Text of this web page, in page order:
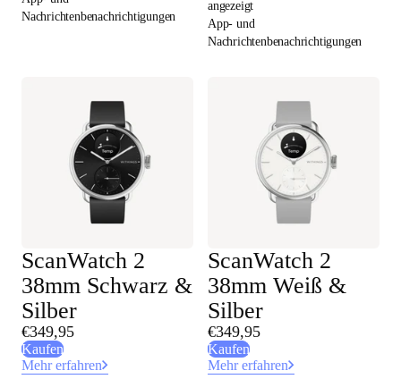
Nachrichtenbenachrichtigungen
angezeigt
App- und
Nachrichtenbenachrichtigungen
ScanWatch 2
38mm Schwarz &
Silber
€349,95
Kaufen
Mehr erfahren
ScanWatch 2
38mm Weiß &
Silber
€349,95
Kaufen
Mehr erfahren